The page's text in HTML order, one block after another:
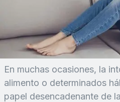
En muchas ocasiones, la
alimento o determinados
papel desencadenante de